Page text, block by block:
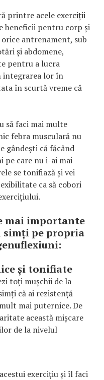
printre acele exerciții
beneficii pentru corp și
antrenament, sub
și abdomene,
pentru a lucra
integrarea lor în
în scurtă vreme că
să faci mai multe
febra musculară nu
gândești că făcând
pe care nu i-ai mai
se tonifiază și vei
ca să cobori
mai importante
simți pe propria
și tonifiate
toți mușchii de la
că ai rezistență
mai puternice. De
această mișcare
de la nivelul
exercițiu și îl faci